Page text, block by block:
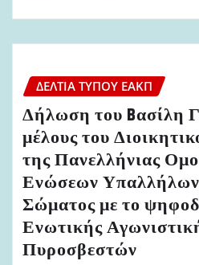
ΔΕΛΤΊΑ ΤΎΠΟΥ ΕΑΚΠ
Δήλωση του Bασίλη
μέλους του
της Πανελλήνιας
Ενώσεων
Σώματος με το
Ενωτικής
Πυροσβεστών